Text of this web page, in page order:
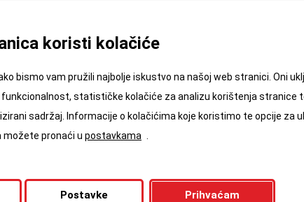
koristi kolačiće
bismo vam pružili najbolje iskustvo na našoj web stranici. Oni
funkcionalnost, statističke kolačiće za analizu korištenja stranice
sadržaj. Informacije o kolačićima koje koristimo te opcije za
možete pronaći u postavkama
Prihvaćam
Postavke